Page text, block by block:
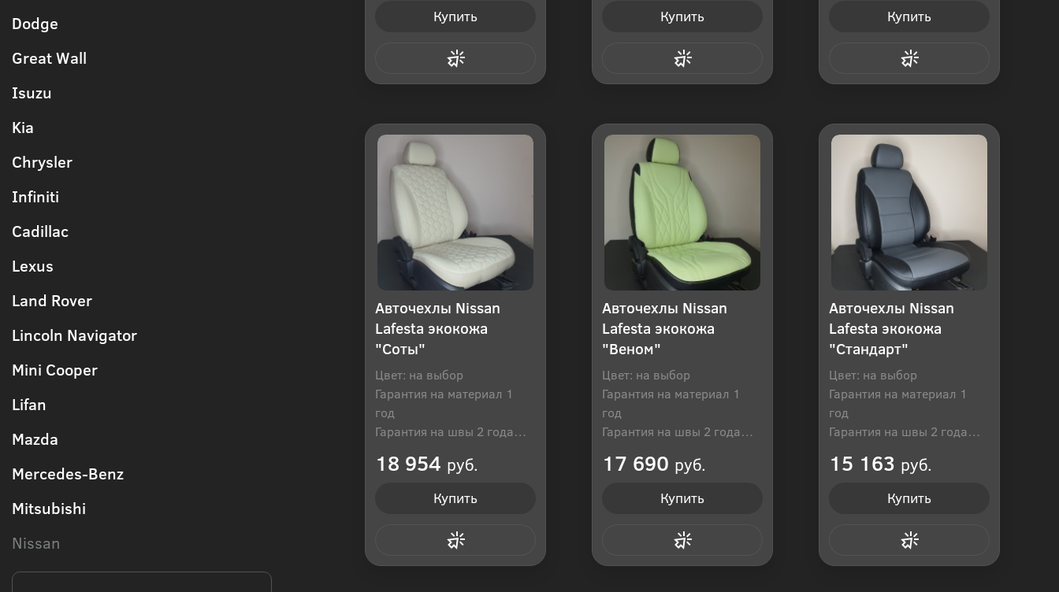
Dodge
Great Wall
Isuzu
Kia
Chrysler
Infiniti
Cadillac
Lexus
Land Rover
Lincoln Navigator
Mini Cooper
Lifan
Mazda
Mercedes-Benz
Mitsubishi
Nissan
Купить Купить Купить
Авточехлы Nissan
Lafesta экокожа
"Соты"
Цвет: на выбор
Гарантия на материал 1
год
Гарантия на швы 2 года
18 954 руб.
Купить
Авточехлы Nissan
Lafesta экокожа
"Веном"
Цвет: на выбор
Гарантия на материал 1
год
Гарантия на швы 2 года
17 690 руб.
Купить
Авточехлы Nissan
Lafesta экокожа
"Стандарт"
Цвет: на выбор
Гарантия на материал 1
год
Гарантия на швы 2 года
15 163 руб.
Купить